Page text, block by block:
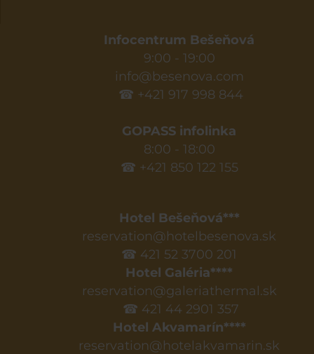
Infocentrum Bešeňová
9:00 - 19:00
info@besenova.com
☎ +421 917 998 844
GOPASS infolinka
8:00 - 18:00
☎ +421 850 122 155
Hotel Bešeňová***
reservation@hotelbesenova.sk
☎ 421 52 3700 201
Hotel Galéria****
reservation@galeriathermal.sk
☎ 421 44 2901 357
Hotel Akvamarín****
reservation@hotelakvamarin.sk